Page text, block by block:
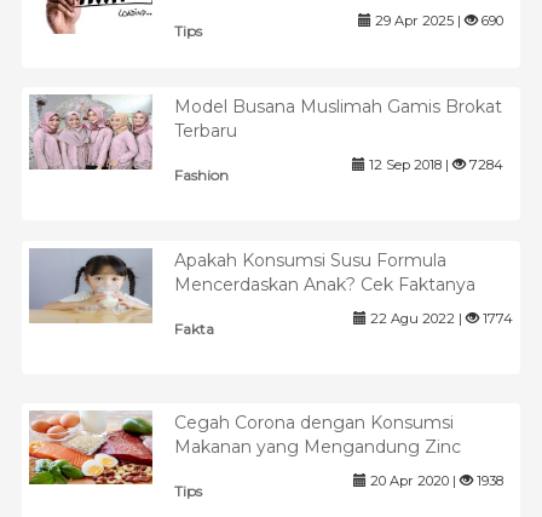
Tips
29 Apr 2025 | 690
Model Busana Muslimah Gamis Brokat
Terbaru
Fashion
12 Sep 2018 | 7284
Apakah Konsumsi Susu Formula
Mencerdaskan Anak? Cek Faktanya
Fakta
22 Agu 2022 | 1774
Cegah Corona dengan Konsumsi
Makanan yang Mengandung Zinc
Tips
20 Apr 2020 | 1938